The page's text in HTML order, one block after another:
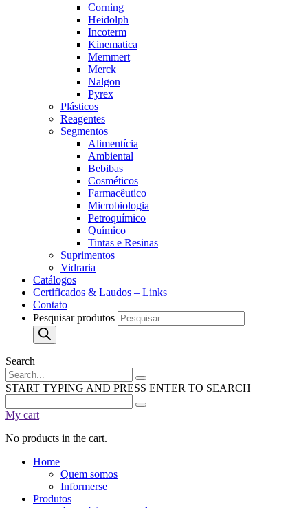
Corning
Heidolph
Incoterm
Kinematica
Memmert
Merck
Nalgon
Pyrex
Plásticos
Reagentes
Segmentos
Alimentícia
Ambiental
Bebibas
Cosméticos
Farmacêutico
Microbiologia
Petroquímico
Químico
Tintas e Resinas
Suprimentos
Vidraria
Catálogos
Certificados & Laudos – Links
Contato
Pesquisar produtos
Search
START TYPING AND PRESS ENTER TO SEARCH
My cart
No products in the cart.
Home
Quem somos
Informerse
Produtos